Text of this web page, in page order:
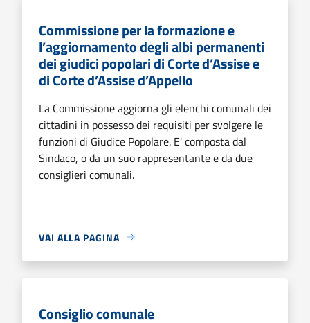
Commissione per la formazione e
l’aggiornamento degli albi permanenti
dei giudici popolari di Corte d’Assise e
di Corte d’Assise d’Appello
La Commissione aggiorna gli elenchi comunali dei
cittadini in possesso dei requisiti per svolgere le
funzioni di Giudice Popolare. E' composta dal
Sindaco, o da un suo rappresentante e da due
consiglieri comunali.
VAI ALLA PAGINA
Consiglio comunale